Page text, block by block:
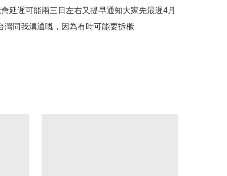
延遲可能兩三日左右又提早通知大家先最遲4月